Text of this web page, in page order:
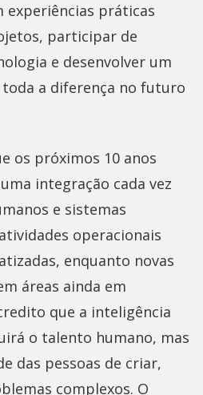
experiências práticas
participar de
e desenvolver um
a diferença no futuro
os próximos 10 anos
integração cada vez
e sistemas
operacionais
enquanto novas
áreas ainda em
que a inteligência
o talento humano, mas
das pessoas de criar,
complexos. O